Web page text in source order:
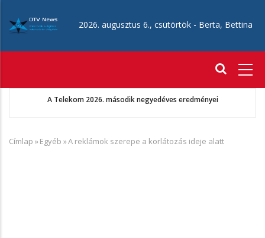
tartalomra
2026. augusztus 6., csütörtök - Berta, Bettina
Augusztus 22-én érkezik az Aang avatár: Az utolsó léghajlító
Morzsa
Címlap »Egyéb »A reklámok szerepe a korlátozás ideje alatt